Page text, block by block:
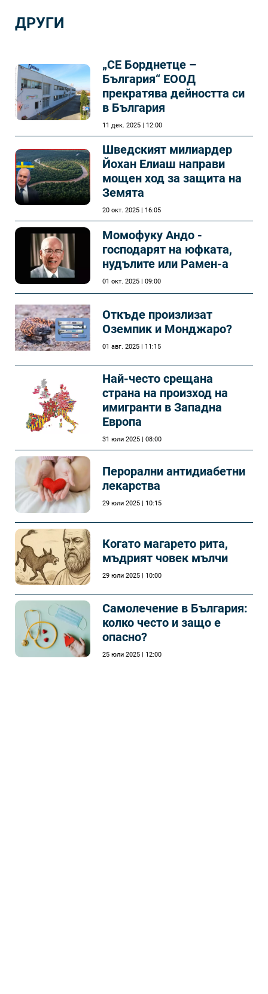
ДРУГИ
„СЕ Борднетце –
България“ ЕООД
прекратява дейността си
в България
11 дек. 2025 | 12:00
Шведският милиардер
Йохан Елиаш направи
мощен ход за защита на
Земята
20 окт. 2025 | 16:05
Момофуку Андо -
господарят на юфката,
нудълите или Рамен-а
01 окт. 2025 | 09:00
Откъде произлизат
Оземпик и Монджаро?
01 авг. 2025 | 11:15
Най-често срещана
страна на произход на
имигранти в Западна
Европа
31 юли 2025 | 08:00
Перорални антидиабетни
лекарства
29 юли 2025 | 10:15
Когато магарето рита,
мъдрият човек мълчи
29 юли 2025 | 10:00
Самолечeние в България:
колко често и защо е
опасно?
25 юли 2025 | 12:00